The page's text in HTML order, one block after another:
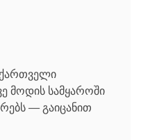
მოდის სამყაროში
— გაიცანით